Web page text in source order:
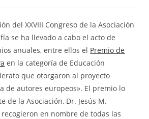
del XXVIII Congreso de la Asociación
se ha llevado a cabo el acto de
anuales, entre ellos el Premio de
en la categoría de Educación
que otorgaron al proyecto
de autores europeos». El premio lo
de la Asociación, Dr. Jesús M.
recogieron en nombre de todas las